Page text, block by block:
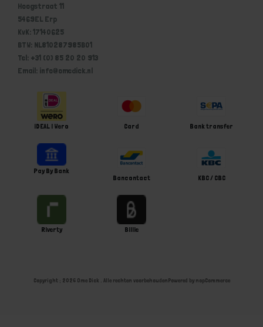
Hoogstraat 11
5469EL Erp
KvK: 17140625
BTW: NL810287985B01
Tel: +31 (0) 85 20 20 913
Email: info@omedick.nl
iDEAL | Wero Card Bank transfer
Pay By Bank
Bancontact
KBC / CBC
Riverty Billie
Copyright ; 2026 Ome Dick . Alle rechten voorbehoudenPowered by nopCommerce